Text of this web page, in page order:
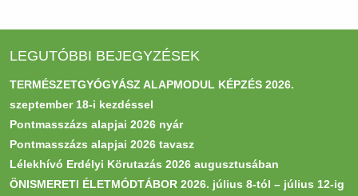
LEGUTÓBBI BEJEGYZÉSEK
TERMÉSZETGYÓGYÁSZ ALAPMODUL KÉPZÉS 2026.
szeptember 18-i kezdéssel
Pontmasszázs alapjai 2026 nyár
Pontmasszázs alapjai 2026 tavasz
Lélekhívó Erdélyi Körutazás 2026 augusztusában
ÖNISMERETI ÉLETMÓDTÁBOR 2026. július 8-tól – július 12-ig